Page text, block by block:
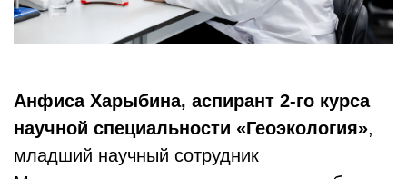
Анфиса Харыбина, аспирант 2-го курса
научной специальности «Геоэкология»,
младший научный сотрудник